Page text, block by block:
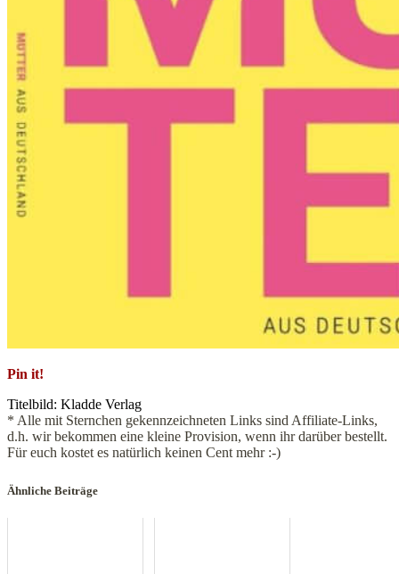
Pin it!
Titelbild: Kladde Verlag
* Alle mit Sternchen gekennzeichneten Links sind Affiliate-Links,
d.h. wir bekommen eine kleine Provision, wenn ihr darüber bestellt.
Für euch kostet es natürlich keinen Cent mehr :-)
Ähnliche Beiträge